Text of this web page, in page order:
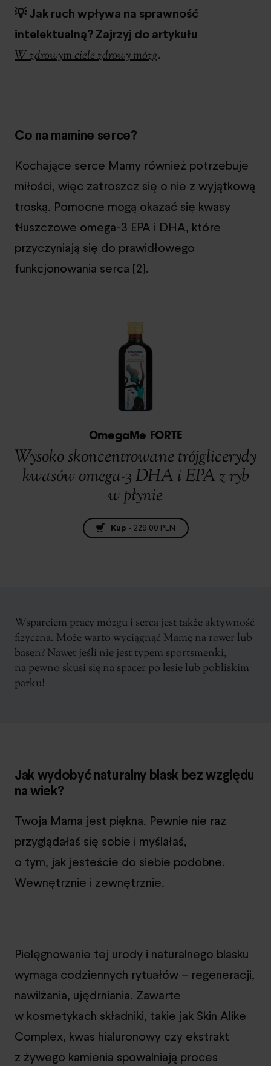
💡 Jak ruch wpływa na sprawność
intelektualną? Zajrzyj do artykułu
W zdrowym ciele zdrowy mózg.
Co na mamine serce?
Kochające serce Mamy również potrzebuje
miłości, więc zatroszcz się o nie z wyjątkową
troską. Pomocne mogą okazać się kwasy
tłuszczowe omega-3 EPA i DHA, które
przyczyniają się do prawidłowego
funkcjonowania serca [2].
OmegaMe FORTE
Wysoko skoncentrowane trójglicerydy
kwasów omega-3 DHA i EPA z ryb
w płynie
Kup - 229,00 PLN
Wsparciem pracy mózgu i serca jest także aktywność
fizyczna. Może warto wyciągnąć Mamę na rower lub
basen? Nawet jeśli nie jest typem sportsmenki,
na pewno skusi się na spacer po lesie lub pobliskim
parku!
Jak wydobyć naturalny blask bez względu
na wiek?
Twoja Mama jest piękna. Pewnie nie raz
przyglądałaś się sobie i myślałaś,
o tym, jak jesteście do siebie podobne.
Wewnętrznie i zewnętrznie.
Pielęgnowanie tej urody i naturalnego blasku
wymaga codziennych rytuałów – regeneracji,
nawilżania, ujędrniania. Zawarte
w kosmetykach składniki, takie jak Skin Alike
Complex, kwas hialuronowy czy ekstrakt
z żywego kamienia spowalniają proces